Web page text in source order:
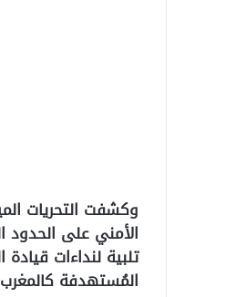
وكشفت التحريات
الأمني على الحدود
تلبية لنداءات
المُستهدفة